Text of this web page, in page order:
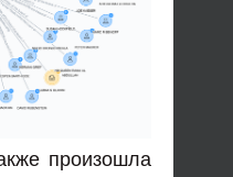
произошла